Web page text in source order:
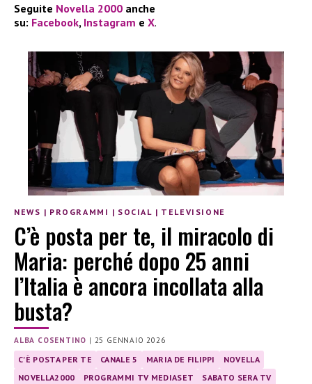
Seguite Novella 2000 anche
su: Facebook, Instagram e X.
NEWS | PROGRAMMI | SOCIAL | TELEVISIONE
C’è posta per te, il miracolo di
Maria: perché dopo 25 anni
l’Italia è ancora incollata alla
busta?
ALBA COSENTINO | 25 GENNAIO 2026
C'È POSTA PER TE CANALE 5 MARIA DE FILIPPI
NOVELLA
NOVELLA2000
PROGRAMMI TV MEDIASET
SABATO SERA TV